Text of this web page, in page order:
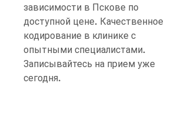
зависимости в Пскове по
доступной цене. Качественное
кодирование в клинике с
опытными специалистами.
Записывайтесь на прием уже
сегодня.